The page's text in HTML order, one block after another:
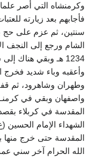
وكرمنشاه التي أصر
الشام ورجع إلى النجف
وأعقبه وباء شديد فخرج
وطهران وشاهرود، ثم
واصفهان وبقي في
المقدسة في كربلاء
الشهداء الإمام الحسين
المقدسة حتى خرج منها
الله الحرام آخر سني عمره